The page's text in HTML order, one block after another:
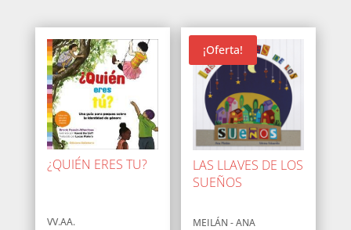
¿QUIÉN ERES TU?
VV.AA.
¡Oferta!
LAS LLAVES DE LOS
SUEÑOS
MEILÁN - ANA